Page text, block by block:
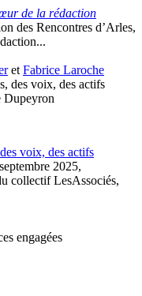
de la rédaction
des Rencontres d’Arles,
et Fabrice Laroche
Dupeyron
voix, des actifs
2025,
collectif LesAssociés,